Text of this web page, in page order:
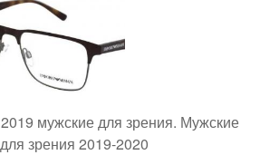
мужские для зрения. Мужские
зрения 2019-2020